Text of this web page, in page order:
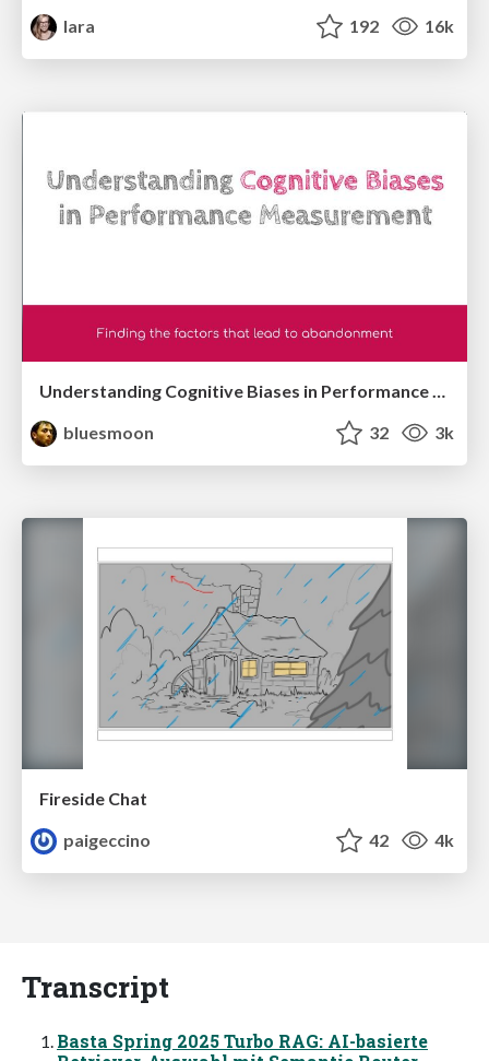
lara
192 16k
Understanding Cognitive Biases in Performance Measurement
bluesmoon
32 3k
Fireside Chat
paigeccino
42 4k
Transcript
Basta Spring 2025 Turbo RAG: AI-basierte